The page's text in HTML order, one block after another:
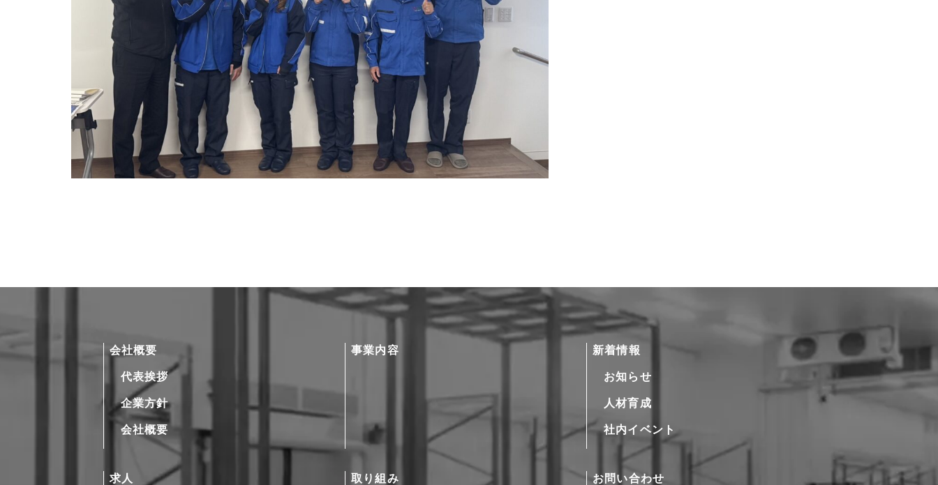
会社概要
代表挨拶
企業方針
会社概要
事業内容 新着情報
お知らせ
人材育成
社内イベント
求人 取り組み お問い合わせ